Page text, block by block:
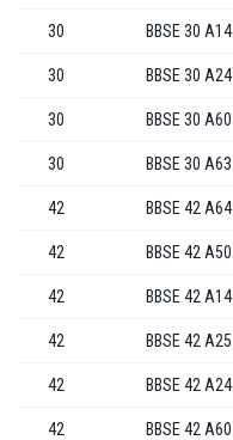
30 BBSE 30 A14
30 BBSE 30 A24
30 BBSE 30 A60
30 BBSE 30 A63
42 BBSE 42 A64
42 BBSE 42 A50
42 BBSE 42 A14
42 BBSE 42 A25
42 BBSE 42 A24
42 BBSE 42 A60